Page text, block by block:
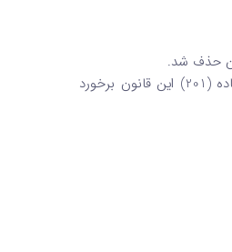
“ماده 233 – در صورتی که اداره امور مالیاتی ضمن رسیدگی‌های خود به تخلفات مالیاتی مودی موضوع ماده (201) این قانون برخورد